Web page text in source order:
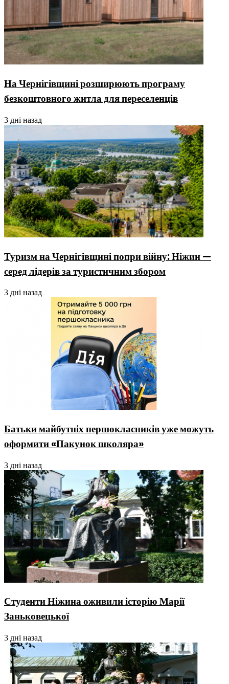
На Чернігівщині розширюють програму
безкоштовного житла для переселенців
3 дні назад
Туризм на Чернігівщині попри війну: Ніжин —
серед лідерів за туристичним збором
3 дні назад
Батьки майбутніх першокласників уже можуть
оформити «Пакунок школяра»
3 дні назад
Студенти Ніжина оживили історію Марії
Заньковецької
3 дні назад